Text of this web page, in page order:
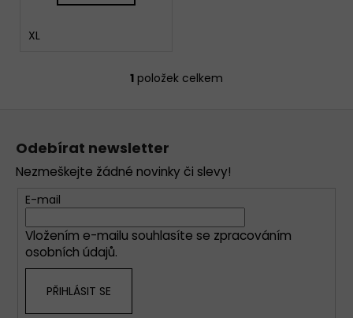
XL
O
a
í
p
r
1 položek celkem
Odebírat newsletter
Nezmeškejte žádné novinky či slevy!
E-mail
Vložením e-mailu souhlasíte se zpracováním
osobních údajů.
PŘIHLÁSIT SE